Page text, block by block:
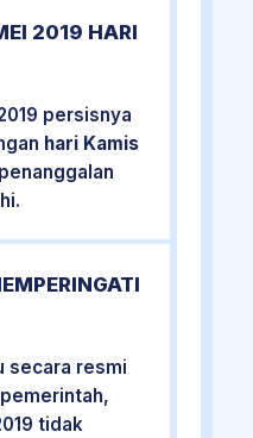
2019 HARI
persisnya
hari Kamis
secara resmi
tidak